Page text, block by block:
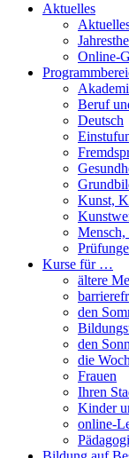
Aktuelles
Online-
Beruf
Deutsch
Kunst,
Kurse für …
ältere
den
den
die
Frauen
Ihren
Kinder
online-